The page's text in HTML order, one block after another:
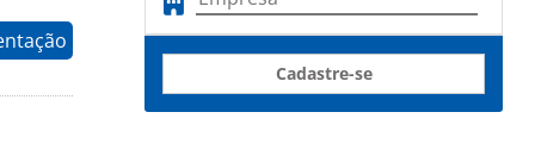
Cadastre-se